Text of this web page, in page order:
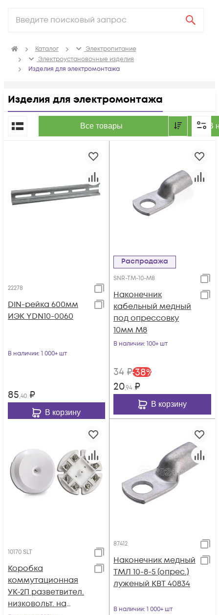
Каталог
Электропитание
Электроустановочные изделия
Изделия для электромонтажа
Изделия для электромонтажа
Все товары В
По популярности
22278
DIN-рейка 600мм
ИЭК YDN10-0060
В наличии: 1 000+ шт
85,40 ₽
В корзину
Распродажа
SNR-TM-10-M8
Наконечник
кабельный медный
под опрессовку
10мм М8
В наличии: 100+ шт
34 ₽-38%
20,94 ₽
В корзину
10170 SLT
Коробка
коммутационная
УК-2П разветвител.
низковольт. на
87412
Наконечник медный
ТМЛ 10-8-5 (опрес.)
луженый КВТ 40834
В наличии: 1 000+ шт